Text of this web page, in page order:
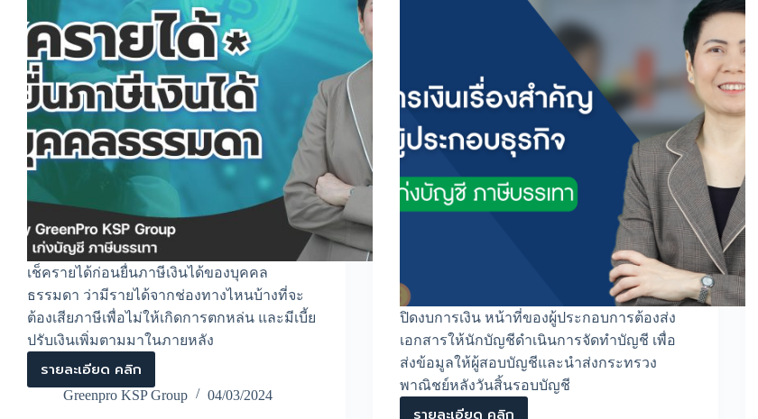
เช็ครายได้ก่อนยื่นภาษีเงินได้ของบุคคล
ธรรมดา ว่ามีรายได้จากช่องทางไหนบ้างที่จะ
ต้องเสียภาษีเพื่อไม่ให้เกิดการตกหล่น และมีเบี้ย
ปรับเงินเพิ่มตามมาในภายหลัง
รายละเอียด คลิก
เช็ค
ราย
ได้
Greenpro KSP Group 04/03/2024
ปิดงบการเงิน หน้าที่ของผู้ประกอบการต้องส่ง
เอกสารให้นักบัญชีดำเนินการจัดทำบัญชี เพื่อ
ส่งข้อมูลให้ผู้สอบบัญชีและนำส่งกระทรวง
พาณิชย์หลังวันสิ้นรอบบัญชี
รายละเอียด คลิก